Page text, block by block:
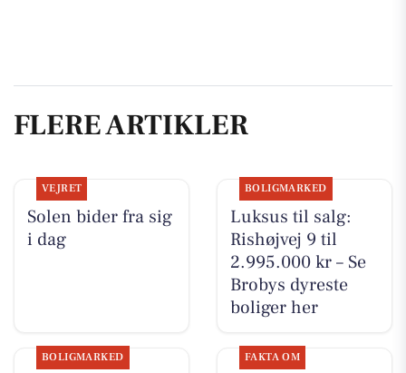
FLERE ARTIKLER
VEJRET
Solen bider fra sig
i dag
BOLIGMARKED
Luksus til salg:
Rishøjvej 9 til
2.995.000 kr – Se
Brobys dyreste
boliger her
BOLIGMARKED FAKTA OM